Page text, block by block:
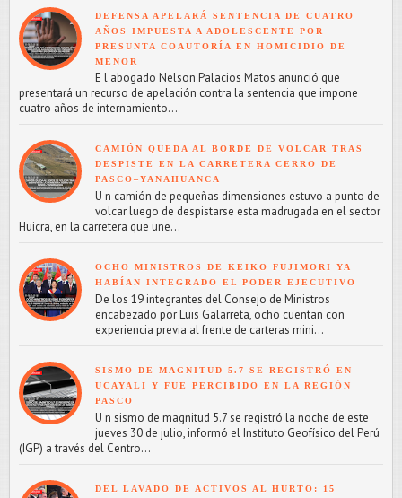
DEFENSA APELARÁ SENTENCIA DE CUATRO
AÑOS IMPUESTA A ADOLESCENTE POR
PRESUNTA COAUTORÍA EN HOMICIDIO DE
MENOR
E l abogado Nelson Palacios Matos anunció que
presentará un recurso de apelación contra la sentencia que impone
cuatro años de internamiento...
CAMIÓN QUEDA AL BORDE DE VOLCAR TRAS
DESPISTE EN LA CARRETERA CERRO DE
PASCO–YANAHUANCA
U n camión de pequeñas dimensiones estuvo a punto de
volcar luego de despistarse esta madrugada en el sector
Huicra, en la carretera que une...
OCHO MINISTROS DE KEIKO FUJIMORI YA
HABÍAN INTEGRADO EL PODER EJECUTIVO
De los 19 integrantes del Consejo de Ministros
encabezado por Luis Galarreta, ocho cuentan con
experiencia previa al frente de carteras mini...
SISMO DE MAGNITUD 5.7 SE REGISTRÓ EN
UCAYALI Y FUE PERCIBIDO EN LA REGIÓN
PASCO
U n sismo de magnitud 5.7 se registró la noche de este
jueves 30 de julio, informó el Instituto Geofísico del Perú
(IGP) a través del Centro...
DEL LAVADO DE ACTIVOS AL HURTO: 15